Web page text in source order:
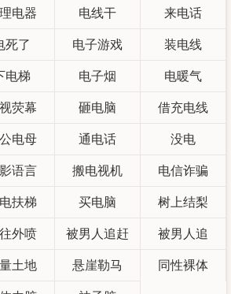
电器 电线干 来电话
死了 电子游戏 装电线
电梯 电子烟 电暖气
荧幕 砸电脑 借充电线
电母 通电话 没电
语言 搬电视机 电信诈骗
扶梯 买电脑 树上结梨
外喷 被男人追赶 被男人追
土地 悬崖勒马 同性裸体